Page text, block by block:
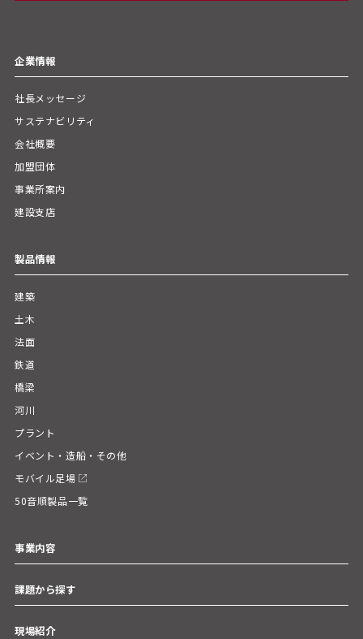
企業情報
社長メッセージ
サステナビリティ
会社概要
加盟団体
事業所案内
建設支店
製品情報
建築
土木
法面
鉄道
橋梁
河川
プラント
イベント・造船・その他
モバイル足場
50音順製品一覧
事業内容
課題から探す
現場紹介